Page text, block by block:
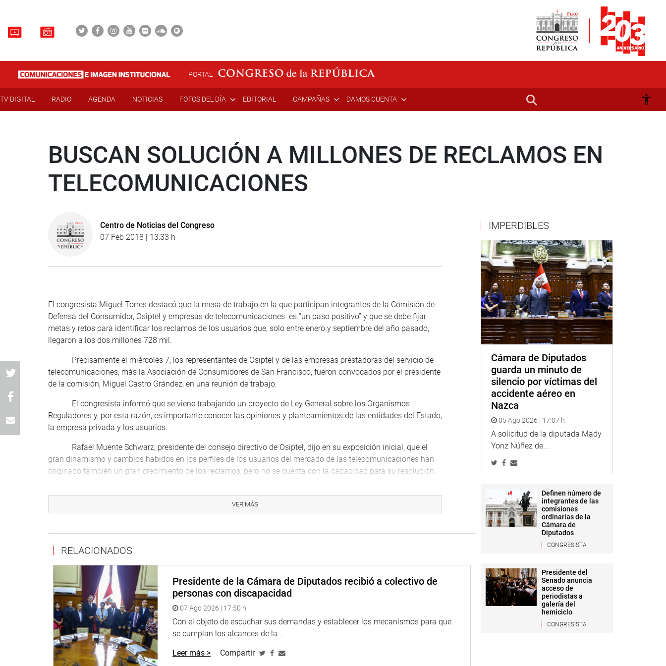
PORTAL
TV DIGITAL RADIO AGENDA NOTICIAS FOTOS DEL DÍA EDITORIAL CAMPAÑAS DAMOS CUENTA
BUSCAN SOLUCIÓN A MILLONES DE RECLAMOS EN
TELECOMUNICACIONES
Centro de Noticias del Congreso
07 Feb 2018 | 13:33 h
El congresista Miguel Torres destacó que la mesa de trabajo en la que participan integrantes de la Comisión de
Defensa del Consumidor, Osiptel y empresas de telecomunicaciones es “un paso positivo” y que se debe fijar
metas y retos para identificar los reclamos de los usuarios que, solo entre enero y septiembre del año pasado,
llegaron a los dos millones 728 mil.
Precisamente el miércoles 7, los representantes de Osiptel y de las empresas prestadoras del servicio de
telecomunicaciones, más la Asociación de Consumidores de San Francisco, fueron convocados por el presidente
de la comisión, Miguel Castro Grández, en una reunión de trabajo.
El congresista informó que se viene trabajando un proyecto de Ley General sobre los Organismos
Reguladores y, por esta razón, es importante conocer las opiniones y planteamientos de las entidades del Estado,
la empresa privada y los usuarios.
Rafael Muente Schwarz, presidente del consejo directivo de Osiptel, dijo en su exposición inicial, que el
gran dinamismo y cambios habidos en los perfiles de los usuarios del mercado de las telecomunicaciones han
originado también un gran crecimiento de los reclamos, pero no se cuenta con la capacidad para su resolución.
está implementando diversas políticas a nivel institucional, sobre procesos y un marco normativo”. Subrayó que
las políticas a implementarse tienen que ajustarse a las limitaciones presupuestales que tiene la institución a la
El funcionario de Osiptel dijo que frente al gran número de reclamos (sobre las cuales las empresas
operadoras no han logrado ser efectivas en la solución, como los largos plazos de atención, la congestión en la
atención y falta de respuesta), el organismo regulador ha abordado medidas normativas, administrativas y
funcionales.
Sobre la primera de ellas señaló que es importante evitar “incentivos perversos” o abuso de derecho en la
presentación de reclamos, y mejorar la precisión de tiempos en los diversos tipos del proceso que demanda el
reclamo.
En lo administrativo, Osiptel propone constituir un equipo de trabajo conjunto con las empresas
servidoras, al cual se añadiría la comisión del Congreso; identificar temas específicos y calendarización de
VER MÁS
RELACIONADOS
Presidente de la Cámara de Diputados recibió a colectivo de
personas con discapacidad
07 Ago 2026 | 17:50 h
Con el objeto de escuchar sus demandas y establecer los mecanismos para que
se cumplan los alcances de la...
Leer más > Compartir
IMPERDIBLES
Cámara de Diputados
guarda un minuto de
silencio por víctimas del
accidente aéreo en
Nazca
05 Ago 2026 | 17:07 h
A solicitud de la diputada Mady
Yonz Núñez de...
Definen número de
integrantes de las
comisiones
ordinarias de la
Cámara de
Diputados
CONGRESISTA
Presidente del
Senado anuncia
acceso de
periodistas a
galería del
hemiciclo
CONGRESISTA